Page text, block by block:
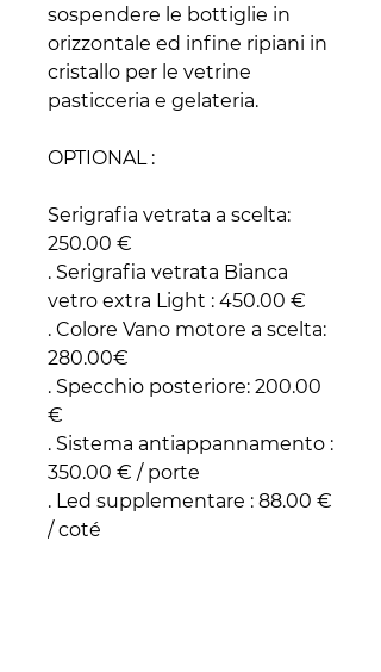
sospendere le bottiglie in
orizzontale ed infine ripiani in
cristallo per le vetrine
pasticceria e gelateria.
OPTIONAL :
Serigrafia vetrata a scelta:
250.00 €
. Serigrafia vetrata Bianca
vetro extra Light : 450.00 €
. Colore Vano motore a scelta:
280.00€
. Specchio posteriore: 200.00
€
. Sistema antiappannamento :
350.00 € / porte
. Led supplementare : 88.00 €
/ coté